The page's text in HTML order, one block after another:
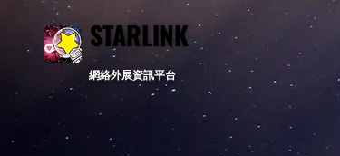
STARLINK
STARLINK
網絡外展資訊平台